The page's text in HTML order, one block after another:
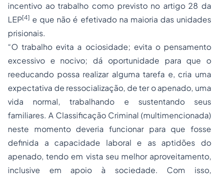
incentivo ao trabalho como previsto no artigo 28 da
LEP[4] e que não é efetivado na maioria das unidades
prisionais.
“O trabalho evita a ociosidade; evita o pensamento
excessivo e nocivo; dá oportunidade para que o
reeducando possa realizar alguma tarefa e, cria uma
expectativa de ressocialização, de ter o apenado, uma
vida normal, trabalhando e sustentando seus
familiares. A Classificação Criminal (multimencionada)
neste momento deveria funcionar para que fosse
definida a capacidade laboral e as aptidões do
apenado, tendo em vista seu melhor aproveitamento,
inclusive em apoio à sociedade. Com isso,